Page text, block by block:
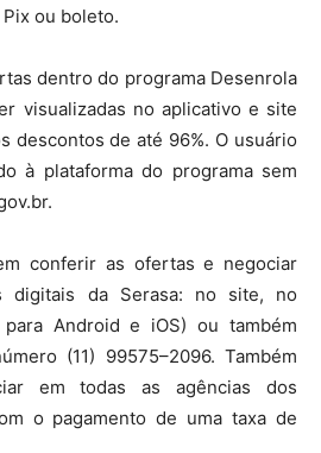
ou boleto.
dentro do programa Desenrola
visualizadas no aplicativo e site
descontos de até 96%. O usuário
à plataforma do programa sem
conferir as ofertas e negociar
digitais da Serasa: no site, no
Android e iOS) ou também
(11) 99575–2096. Também
em todas as agências dos
o pagamento de uma taxa de